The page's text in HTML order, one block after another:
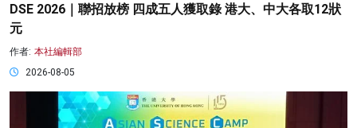
DSE 2026｜聯招放榜 四成五人獲取錄 港大、中大各取12狀
元
作者: 本社編輯部
2026-08-05